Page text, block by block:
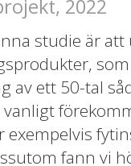
2022
studie är
av ett 50-tal
fann vi